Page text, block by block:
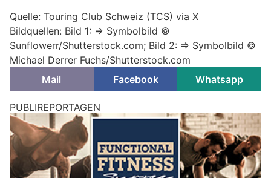
Quelle: Touring Club Schweiz (TCS) via X
Bildquellen: Bild 1: => Symbolbild ©
Sunflowerr/Shutterstock.com; Bild 2: => Symbolbild ©
Michael Derrer Fuchs/Shutterstock.com
Mail
Facebook Whatsapp
PUBLIREPORTAGEN